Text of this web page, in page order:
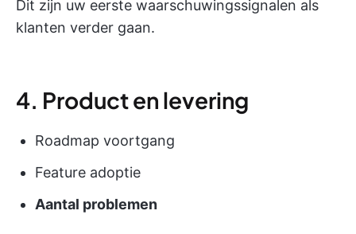
Dit zijn uw eerste waarschuwingssignalen als
klanten verder gaan.
4. Product en levering
Roadmap voortgang
Feature adoptie
Aantal problemen